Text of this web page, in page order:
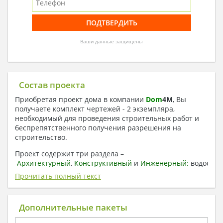
Ваши данные защищены
Состав проекта
Приобретая проект дома в компании Dom4M, Вы
получаете комплект чертежей - 2 экземпляра,
необходимый для проведения строительных работ и
беспрепятственного получения разрешения на
строительство.
Проект содержит три раздела –
Архитектурный, Конструктивный и Инженерный:
отопление, вентиляция, канализация,
электроснабжение (приобретается за дополнительную
плату) + Пояснительная записка.
1. Архитектурный раздел:
Прочитать полный текст
Дополнительные пакеты